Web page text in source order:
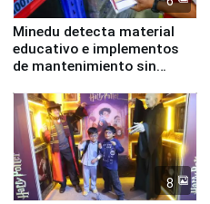
Minedu detecta material
educativo e implementos
de mantenimiento sin
la UGEL 2
8